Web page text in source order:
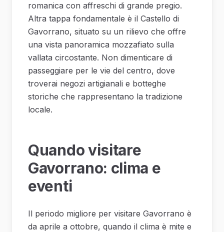
romanica con affreschi di grande pregio.
Altra tappa fondamentale è il Castello di
Gavorrano, situato su un rilievo che offre
una vista panoramica mozzafiato sulla
vallata circostante. Non dimenticare di
passeggiare per le vie del centro, dove
troverai negozi artigianali e botteghe
storiche che rappresentano la tradizione
locale.
Quando visitare
Gavorrano: clima e
eventi
Il periodo migliore per visitare Gavorrano è
da aprile a ottobre, quando il clima è mite e